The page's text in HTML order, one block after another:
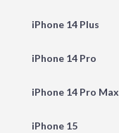
iPhone 14 Plus
iPhone 14 Pro
iPhone 14 Pro Max
iPhone 15